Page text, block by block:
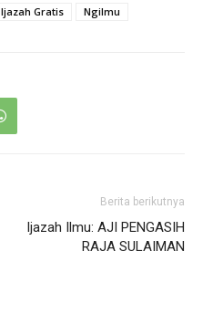
Ijazah Gratis Ngilmu
Berita berikutnya
Ijazah Ilmu: AJI PENGASIH
RAJA SULAIMAN